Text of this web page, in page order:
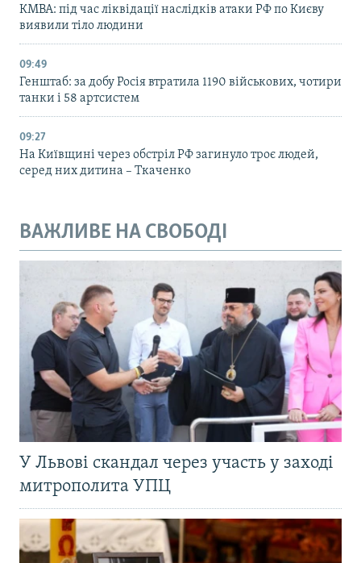
КМВА: під час ліквідації наслідків атаки РФ по Києву
виявили тіло людини
09:49
Генштаб: за добу Росія втратила 1190 військових, чотири
танки і 58 артсистем
09:27
На Київщині через обстріл РФ загинуло троє людей,
серед них дитина – Ткаченко
ВАЖЛИВЕ НА СВОБОДІ
У Львові скандал через участь у заході
митрополита УПЦ